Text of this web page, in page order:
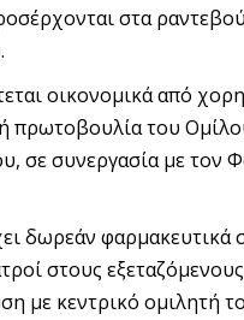
στα
οικονομικά από
πρωτοβουλία του
σε συνεργασία με τον
δωρεάν φαρμακευτικά
στους
με κεντρικό ομιλητή